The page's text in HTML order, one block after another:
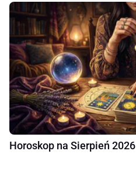
Horoskop na Sierpień 2026